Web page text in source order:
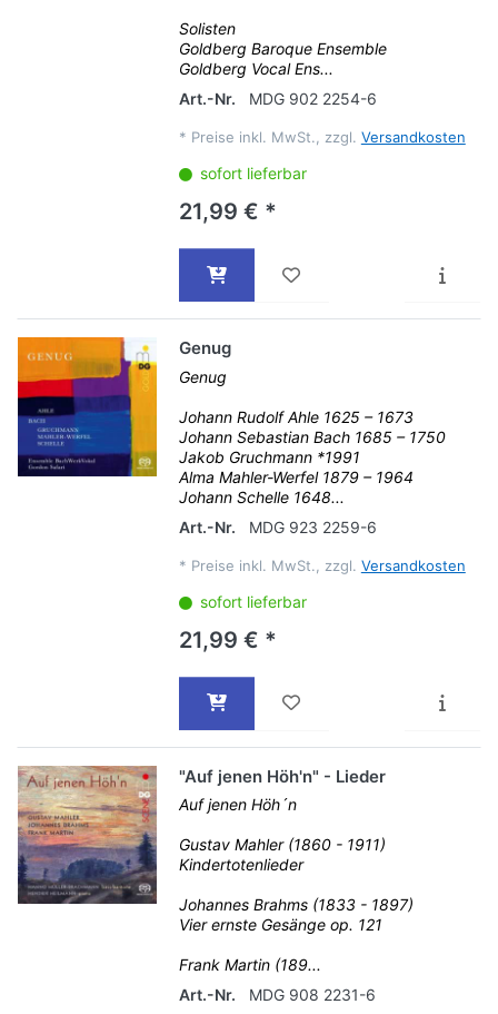
Solisten
Goldberg Baroque Ensemble
Goldberg Vocal Ens...
Art.-Nr.
MDG 902 2254-6
* Preise inkl. MwSt., zzgl. Versandkosten
sofort lieferbar
21,99 € *
Genug
Genug
Johann Rudolf Ahle 1625 – 1673
Johann Sebastian Bach 1685 – 1750
Jakob Gruchmann *1991
Alma Mahler-Werfel 1879 – 1964
Johann Schelle 1648...
Art.-Nr.
MDG 923 2259-6
* Preise inkl. MwSt., zzgl. Versandkosten
sofort lieferbar
21,99 € *
"Auf jenen Höh'n" - Lieder
Auf jenen Höh´n
Gustav Mahler (1860 - 1911)
Kindertotenlieder
Johannes Brahms (1833 - 1897)
Vier ernste Gesänge op. 121
Frank Martin (189...
Art.-Nr.
MDG 908 2231-6